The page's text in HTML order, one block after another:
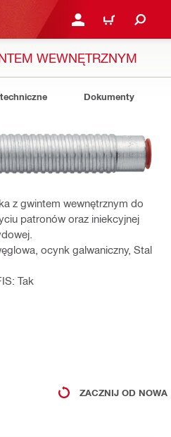
ZALOGUJ SIĘ LUB
KOSZYK
WEWNĘTRZNYM
Dokumenty
z gwintem wewnętrznym do
patronów oraz iniekcyjnej
ocynk galwaniczny, Stal
Tak
ZACZNIJ OD NOWA